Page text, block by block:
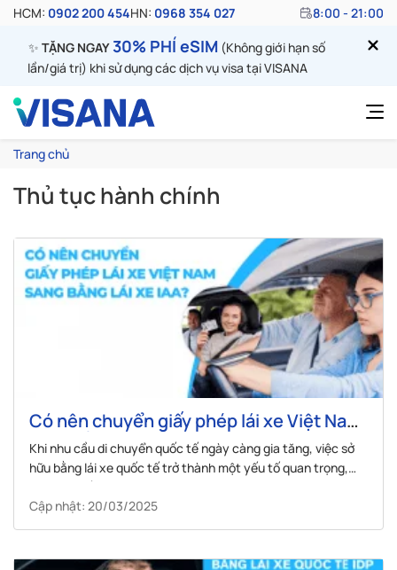
HCM: 0902 200 454HN: 0968 354 027 8:00 - 21:00
✨ TẶNG NGAY30% PHÍ eSIM (Không giới hạn số
lần/giá trị) khi sử dụng các dịch vụ visa tại VISANA
Trang chủ
Thủ tục hành chính
Có nên chuyển giấy phép lái xe Việt Nam
sang bằng lái xe quốc tế IAA
Khi nhu cầu di chuyển quốc tế ngày càng gia tăng, việc sở
hữu bằng lái xe quốc tế trở thành một yếu tố quan trọng,
đặc biệt đối với những người thường xuyên du lịch, công tác
hoặc sinh sống ở nước ngoài. Bên cạnh giấy phép lái...
Cập nhật: 20/03/2025